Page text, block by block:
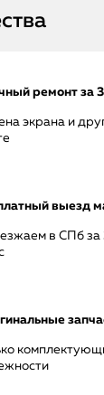
ремонт за
экрана и
выезд
в СПб за